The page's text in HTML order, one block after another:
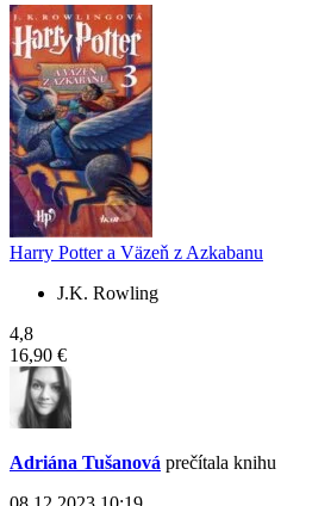
Harry Potter a Väzeň z Azkabanu
J.K. Rowling
4,8
16,90 €
Adriána Tušanová prečítala knihu